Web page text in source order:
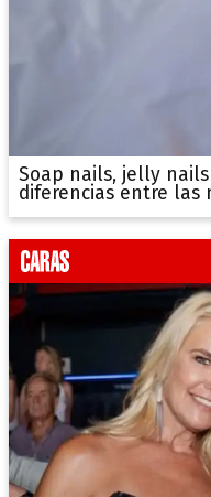
Soap nails, jelly
diferencias entre las